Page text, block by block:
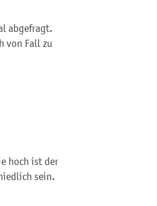
abgefragt.
von Fall zu
hoch ist der
sein.